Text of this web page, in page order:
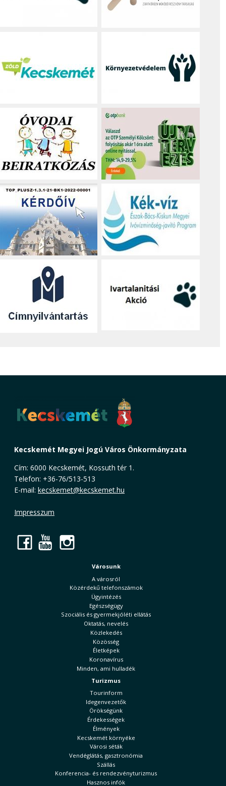
Kecskemét Megyei Jogú Város Önkormányzata
Cím: 6000 Kecskemét, Kossuth tér 1.
Telefon: +36-76/513-513
E-mail: kecskemet@kecskemet.hu
Impresszum
Facebook
YouTube
Városunk
A városról
Közérdekű telefonszámok
Ügyintézés
Egészségügy
Szociális és gyermekjóléti ellátás
Oktatás, nevelés
Közlekedés
Közösség
Életképek
Koronavírus
Minden, ami hulladék
Turizmus
Tourinform
Idegenvezetők
Örökségünk
Érdekességek
Élmények
Kecskemét környéke
Városi séták
Vendéglátás, gasztronómia
Szállás
Konferencia- és rendezvényturizmus
Hasznos infók